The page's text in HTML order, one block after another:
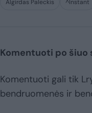
Algirdas Paleckis ^Instant
Komentuoti po šiuo
Komentuoti gali tik
bendruomenės ir